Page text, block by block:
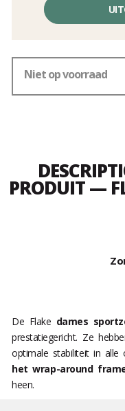
Niet op voorraad
PRODUIT —
De Flake dames
prestatiegericht. Ze
optimale stabiliteit in alle
het wrap-around
heen.